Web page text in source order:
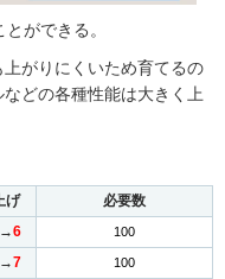
とができる。
がりにくいため育てるの
どの各種性能は大きく上
げ
必要数
6 100
7 100